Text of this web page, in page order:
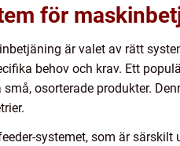
för
är valet av rätt
behov och krav. Ett
osorterade produkter.
systemet, som är